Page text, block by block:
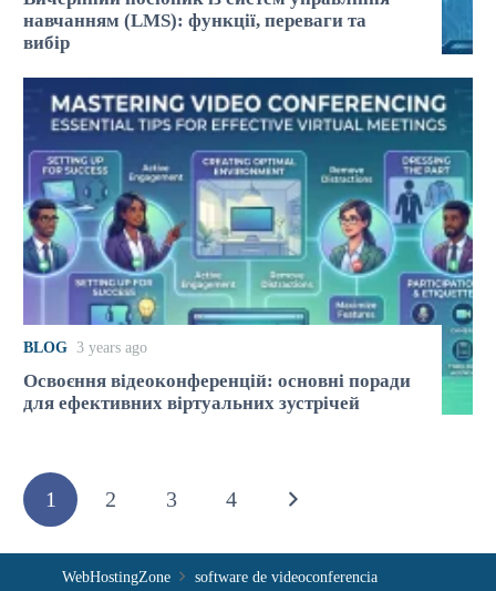
навчанням (LMS): функції, переваги та
вибір
BLOG 3 years ago
Освоєння відеоконференцій: основні поради
для ефективних віртуальних зустрічей
1 2 3 4
WebHostingZone software de videoconferencia